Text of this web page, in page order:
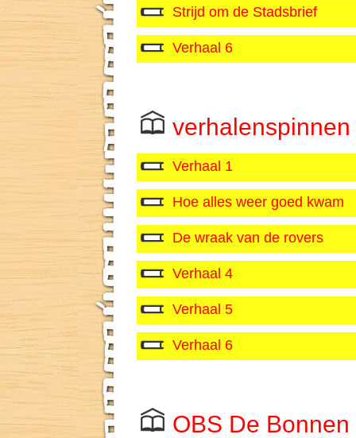
Strijd om de Stadsbrief
Verhaal 6
verhalenspinnen
Verhaal 1
Hoe alles weer goed kwam
De wraak van de rovers
Verhaal 4
Verhaal 5
Verhaal 6
OBS De Bonnen